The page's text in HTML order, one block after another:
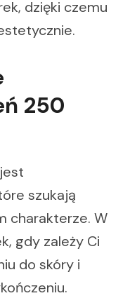
dzięki czemu
250
jest
szukają
charakterze. W
gdy zależy Ci
do skóry i